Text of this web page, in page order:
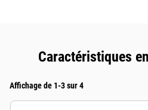
Caractéristiques
Affichage de 1-3 sur 4